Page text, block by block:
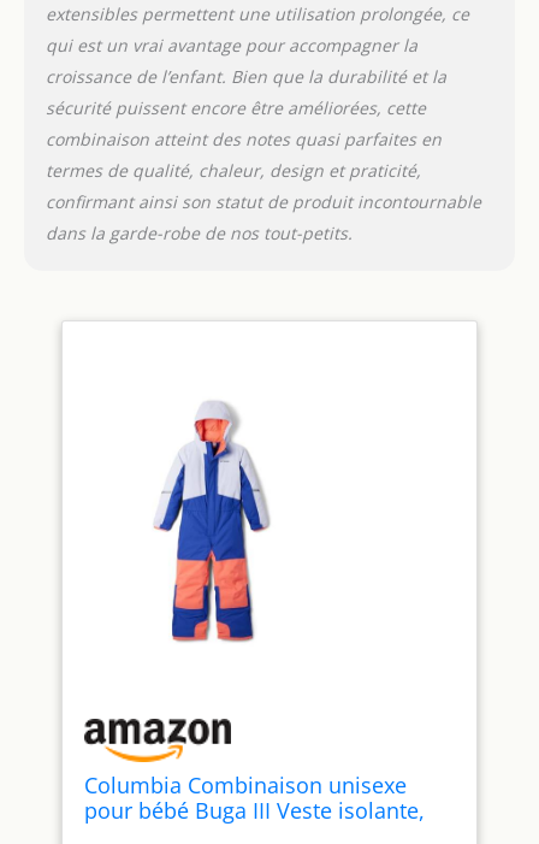
extensibles permettent une utilisation prolongée, ce
qui est un vrai avantage pour accompagner la
croissance de l’enfant. Bien que la durabilité et la
sécurité puissent encore être améliorées, cette
combinaison atteint des notes quasi parfaites en
termes de qualité, chaleur, design et praticité,
confirmant ainsi son statut de produit incontournable
dans la garde-robe de nos tout-petits.
Columbia Combinaison unisexe
pour bébé Buga III Veste isolante,